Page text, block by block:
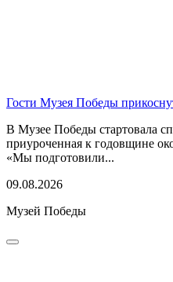
Гости Музея Победы
В Музее Победы стартовала
приуроченная к годовщине
«Мы подготовили...
09.08.2026
Музей Победы